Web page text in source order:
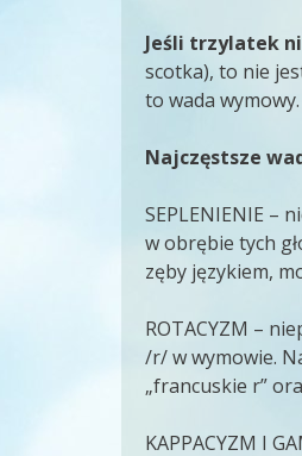
Jeśli trzylatek
scotka), to nie
to wada wymowy.
Najczęstsze
SEPLENIENIE –
w obrębie tych
zęby językiem,
ROTACYZM –
/r/ w wymowie.
„francuskie r”
KAPPACYZM I